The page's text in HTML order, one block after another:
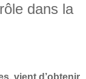
dans la
vient d’obtenir